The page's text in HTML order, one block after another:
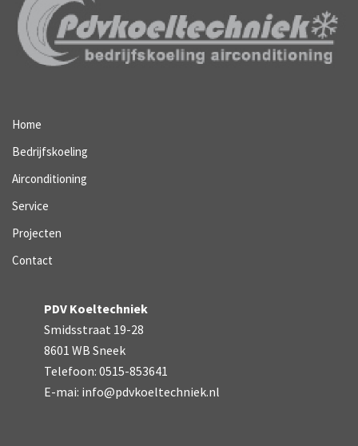
Home
Bedrijfskoeling
Airconditioning
Service
Projecten
Contact
PDV Koeltechniek
Smidsstraat 19-28
8601 WB Sneek
Telefoon: 0515-853641
E-mai: info@pdvkoeltechniek.nl